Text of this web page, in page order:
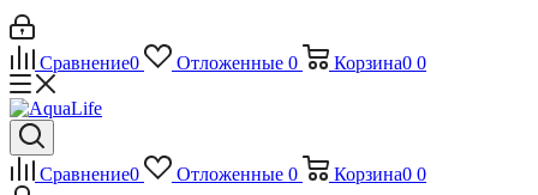
Сравнение0 Отложенные 0 Корзина0 0
Сравнение0 Отложенные 0 Корзина0 0